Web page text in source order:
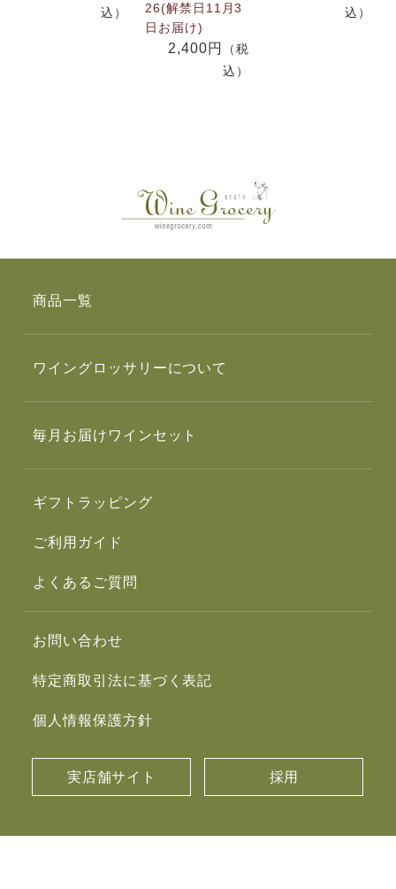
込）
26(解禁日11月3
日お届け)
2,400円
（税
込）
込）
商品一覧
ワイングロッサリーについて
毎月お届けワインセット
ギフトラッピング
ご利用ガイド
よくあるご質問
お問い合わせ
特定商取引法に基づく表記
個人情報保護方針
実店舗サイト 採用